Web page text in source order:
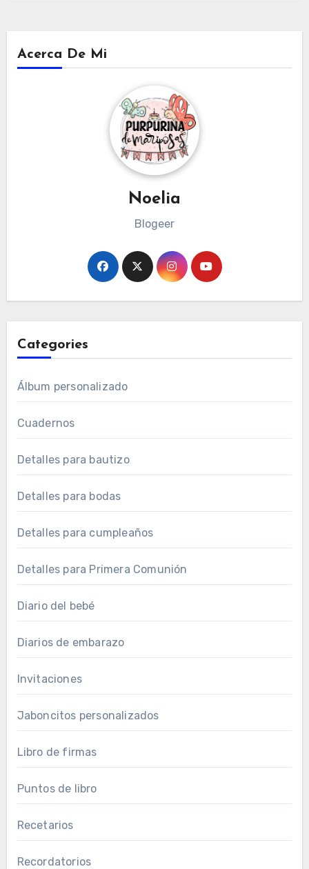
Acerca De Mi
Noelia
Blogeer
Categories
Álbum personalizado
Cuadernos
Detalles para bautizo
Detalles para bodas
Detalles para cumpleaños
Detalles para Primera Comunión
Diario del bebé
Diarios de embarazo
Invitaciones
Jaboncitos personalizados
Libro de firmas
Puntos de libro
Recetarios
Recordatorios